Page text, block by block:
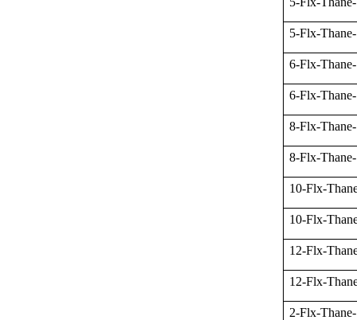
5-Flx-
6-Flx-
6-Flx-
8-Flx-
8-Flx-
10-Flx-
10-Flx-
12-Flx-
12-Flx-
2-Flx-